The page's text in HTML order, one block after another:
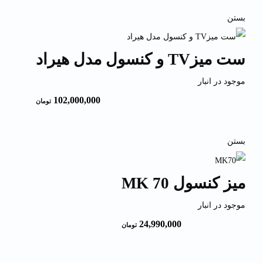
بستن
ست میزTV و کنسول مدل هیراد
موجود در انبار
102,000,000 تومان
بستن
میز کنسول MK 70
موجود در انبار
24,990,000 تومان